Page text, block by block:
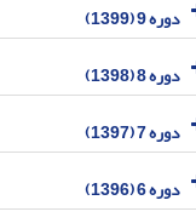
دوره 9 (1399)
دوره 8 (1398)
دوره 7 (1397)
دوره 6 (1396)